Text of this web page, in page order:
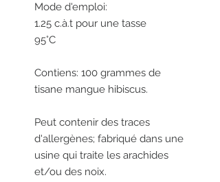
Mode d'emploi:
1.25 c.à.t pour une tasse
95°C
Contiens: 100 grammes de
tisane mangue hibiscus.
Peut contenir des traces
d'allergènes; fabriqué dans une
usine qui traite les arachides
et/ou des noix.